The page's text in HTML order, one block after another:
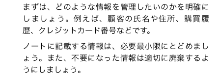
まずは、どのような情報を管理したいのかを明確に
しましょう。例えば、顧客の氏名や住所、購買履
歴、クレジットカード番号などです。
ノートに記載する情報は、必要最小限にとどめまし
ょう。また、不要になった情報は適切に廃棄するよ
うにしましょう。